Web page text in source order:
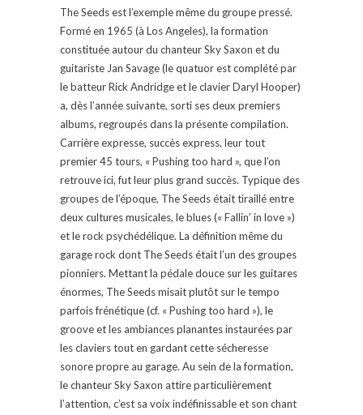
The Seeds est l’exemple même du groupe pressé.
Formé en 1965 (à Los Angeles), la formation
constituée autour du chanteur Sky Saxon et du
guitariste Jan Savage (le quatuor est complété par
le batteur Rick Andridge et le clavier Daryl Hooper)
a, dès l’année suivante, sorti ses deux premiers
albums, regroupés dans la présente compilation.
Carrière expresse, succès express, leur tout
premier 45 tours, « Pushing too hard », que l’on
retrouve ici, fut leur plus grand succès. Typique des
groupes de l’époque, The Seeds était tiraillé entre
deux cultures musicales, le blues (« Fallin’ in love »)
et le rock psychédélique. La définition même du
garage rock dont The Seeds était l’un des groupes
pionniers. Mettant la pédale douce sur les guitares
énormes, The Seeds misait plutôt sur le tempo
parfois frénétique (cf. « Pushing too hard »), le
groove et les ambiances planantes instaurées par
les claviers tout en gardant cette sécheresse
sonore propre au garage. Au sein de la formation,
le chanteur Sky Saxon attire particulièrement
l’attention, c’est sa voix indéfinissable et son chant